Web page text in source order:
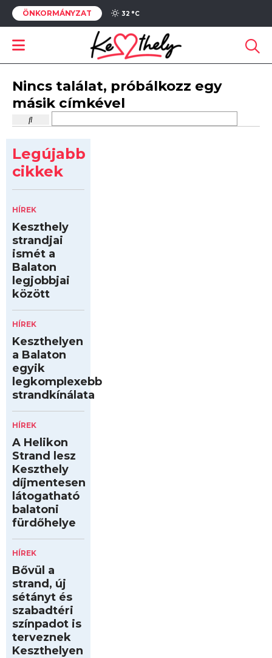
ÖNKORMÁNYZAT 32 °C
Nincs találat, próbálkozz egy
másik címkével
Legújabb
cikkek
HÍREK
Keszthely
strandjai
ismét a
Balaton
legjobbjai
között
HÍREK
Keszthelyen
a Balaton
egyik
legkomplexebb
strandkínálata
HÍREK
A Helikon
Strand lesz
Keszthely
díjmentesen
látogatható
balatoni
fürdőhelye
HÍREK
Bővül a
strand, új
sétányt és
szabadtéri
színpadot is
terveznek
Keszthelyen